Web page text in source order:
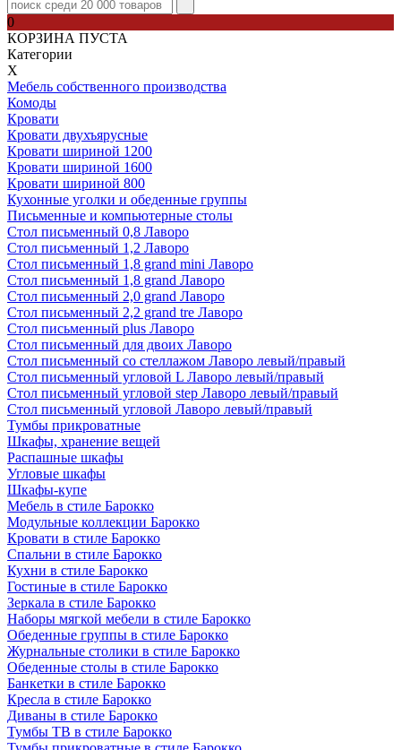
0
КОРЗИНА ПУСТА
Категории
Х
Мебель собственного производства
Комоды
Кровати
Кровати двухъярусные
Кровати шириной 1200
Кровати шириной 1600
Кровати шириной 800
Кухонные уголки и обеденные группы
Письменные и компьютерные столы
Стол письменный 0,8 Лаворо
Стол письменный 1,2 Лаворо
Стол письменный 1,8 grand mini Лаворо
Стол письменный 1,8 grand Лаворо
Стол письменный 2,0 grand Лаворо
Стол письменный 2,2 grand tre Лаворо
Стол письменный plus Лаворо
Стол письменный для двоих Лаворо
Стол письменный со стеллажом Лаворо левый/правый
Стол письменный угловой L Лаворо левый/правый
Стол письменный угловой step Лаворо левый/правый
Стол письменный угловой Лаворо левый/правый
Тумбы прикроватные
Шкафы, хранение вещей
Распашные шкафы
Угловые шкафы
Шкафы-купе
Мебель в стиле Барокко
Модульные коллекции Барокко
Кровати в стиле Барокко
Спальни в стиле Барокко
Кухни в стиле Барокко
Гостиные в стиле Барокко
Зеркала в стиле Барокко
Наборы мягкой мебели в стиле Барокко
Обеденные группы в стиле Барокко
Журнальные столики в стиле Барокко
Обеденные столы в стиле Барокко
Банкетки в стиле Барокко
Кресла в стиле Барокко
Диваны в стиле Барокко
Тумбы ТВ в стиле Барокко